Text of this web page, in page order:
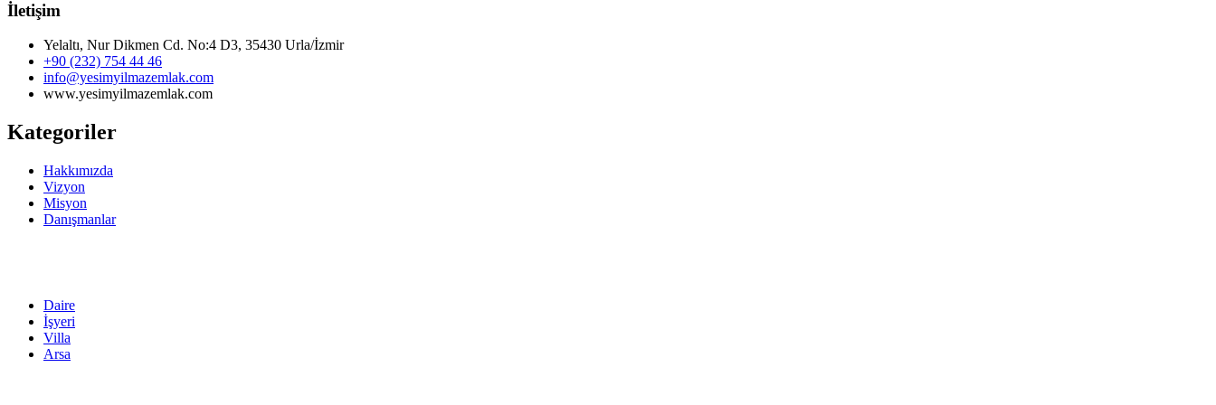
İletişim
Yelaltı, Nur Dikmen Cd. No:4 D3, 35430 Urla/İzmir
+90 (232) 754 44 46
info@yesimyilmazemlak.com
www.yesimyilmazemlak.com
Kategoriler
Hakkımızda
Vizyon
Misyon
Danışmanlar
Daire
İşyeri
Villa
Arsa